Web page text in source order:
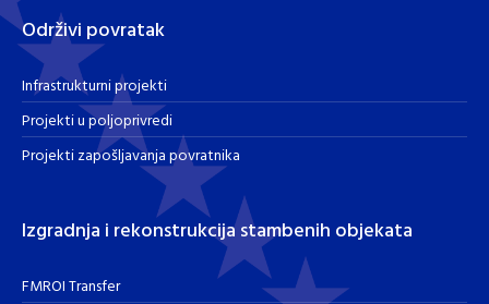
Održivi povratak
Infrastrukturni projekti
Projekti u poljoprivredi
Projekti zapošljavanja povratnika
Izgradnja i rekonstrukcija stambenih objekata
FMROI Transfer